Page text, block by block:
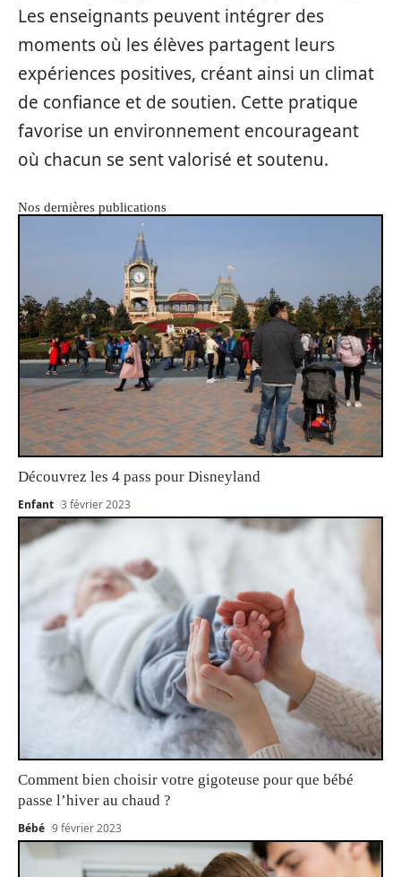
Les enseignants peuvent intégrer des
moments où les élèves partagent leurs
expériences positives, créant ainsi un climat
de confiance et de soutien. Cette pratique
favorise un environnement encourageant
où chacun se sent valorisé et soutenu.
Nos dernières publications
Découvrez les 4 pass pour Disneyland
Enfant 3 février 2023
Comment bien choisir votre gigoteuse pour que bébé
passe l’hiver au chaud ?
Bébé 9 février 2023